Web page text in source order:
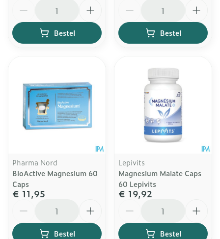
Bestel Bestel
Pharma Nord
BioActive Magnesium 60
Caps
€ 11,95
Bestel
Lepivits
Magnesium Malate Caps
60 Lepivits
€ 19,92
Bestel